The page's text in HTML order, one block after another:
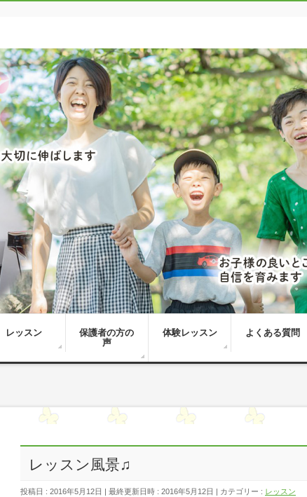
レッスン
保護者の方の
声
体験レッスン よくある質問
レッスン風景♫
投稿日 : 2016年5月12日 最終更新日時 : 2016年5月12日 カテゴリー : レッスン